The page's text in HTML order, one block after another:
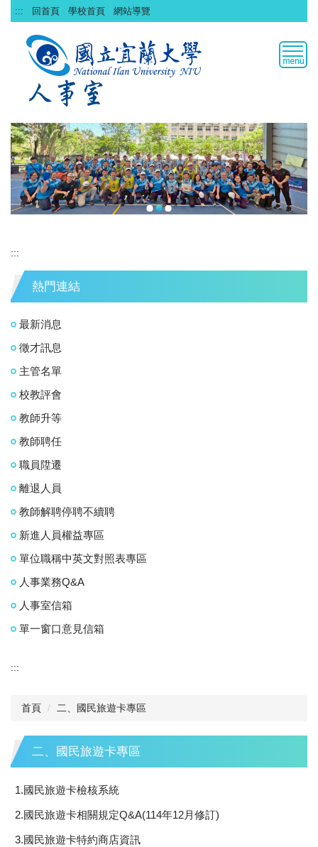
跳
到
::: 回首頁 學校首頁 網站導覽
:::
熱門連結
最新消息
徵才訊息
主管名單
校教評會
教師升等
教師聘任
職員陞遷
離退人員
教師解聘停聘不續聘
新進人員權益專區
單位職稱中英文對照表專區
人事業務Q&A
人事室信箱
單一窗口意見信箱
:::
首頁 二、國民旅遊卡專區
二、國民旅遊卡專區
1.國民旅遊卡檢核系統
2.國民旅遊卡相關規定Q&A(114年12月修訂)
3.國民旅遊卡特約商店資訊